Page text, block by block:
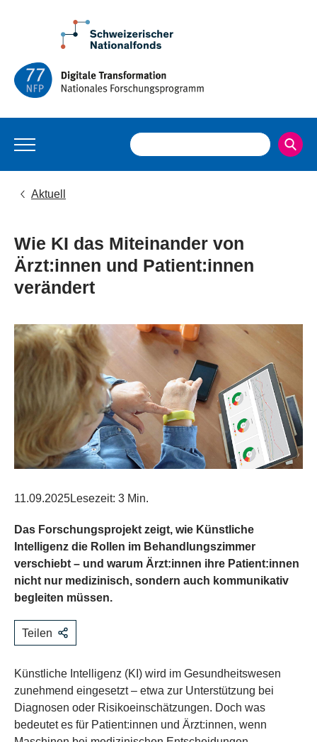
Aktuell
Wie KI das Miteinander von
Ärzt:innen und Patient:innen
verändert
11.09.2025Lesezeit: 3 Min.
Das Forschungsprojekt zeigt, wie Künstliche
Intelligenz die Rollen im Behandlungszimmer
verschiebt – und warum Ärzt:innen ihre Patient:innen
nicht nur medizinisch, sondern auch kommunikativ
begleiten müssen.
Teilen
Künstliche Intelligenz (KI) wird im Gesundheitswesen
zunehmend eingesetzt – etwa zur Unterstützung bei
Diagnosen oder Risikoeinschätzungen. Doch was
bedeutet es für Patient:innen und Ärzt:innen, wenn